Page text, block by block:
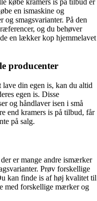
en ismaskine og
og smagsvarianter. På den
og du behøver
en lækker kop hjemmelavet
producenter
din egen is, kan du altid
egen is. Disse
og håndlaver isen i små
end kramers is på tilbud, får
på salg.
er mange andre ismærker
Prøv forskellige
kan finde is af høj kvalitet til
med forskellige mærker og